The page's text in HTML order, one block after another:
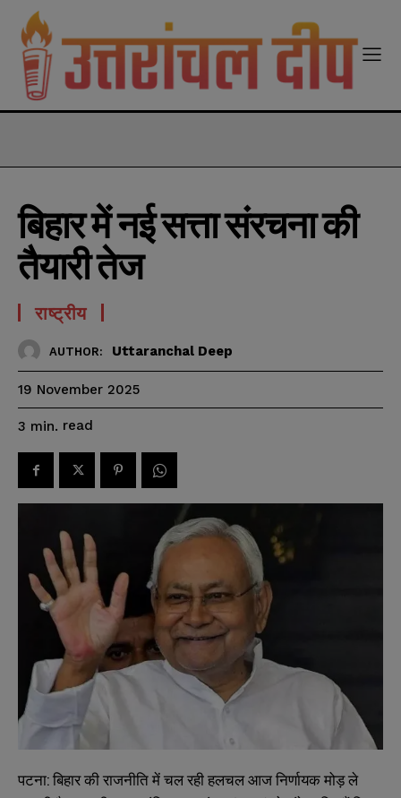
बिहार में नई सत्ता संरचना की
तैयारी तेज
राष्ट्रीय
AUTHOR: Uttaranchal Deep
19 November 2025
3 min. read
पटना: बिहार की राजनीति में चल रही हलचल आज निर्णायक मोड़ ले